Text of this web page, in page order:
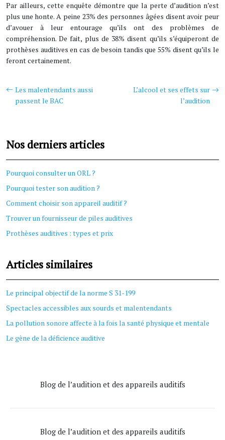
Par ailleurs, cette enquête démontre que la perte d’audition n’est
plus une honte. A peine 23% des personnes âgées disent avoir peur
d’avouer à leur entourage qu’ils ont des problèmes de
compréhension. De fait, plus de 38% disent qu’ils s’équiperont de
prothèses auditives en cas de besoin tandis que 55% disent qu’ils le
feront certainement.
Les malentendants aussi
passent le BAC
L’alcool et ses effets sur
l’audition
Nos derniers articles
Pourquoi consulter un ORL ?
Pourquoi tester son audition ?
Comment choisir son appareil auditif ?
Trouver un fournisseur de piles auditives
Prothèses auditives : types et prix
Articles similaires
Le principal objectif de la norme S 31-199
Spectacles accessibles aux sourds et malentendants
La pollution sonore affecte à la fois la santé physique et mentale
Le gène de la déficience auditive
Blog de l’audition et des appareils auditifs
Blog de l’audition et des appareils auditifs